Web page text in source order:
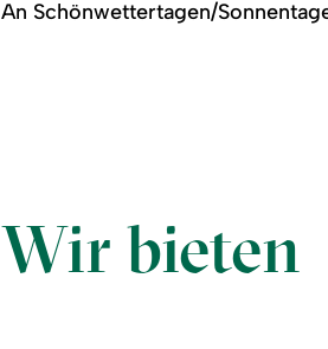
An Schönwettertagen/
Wir bieten